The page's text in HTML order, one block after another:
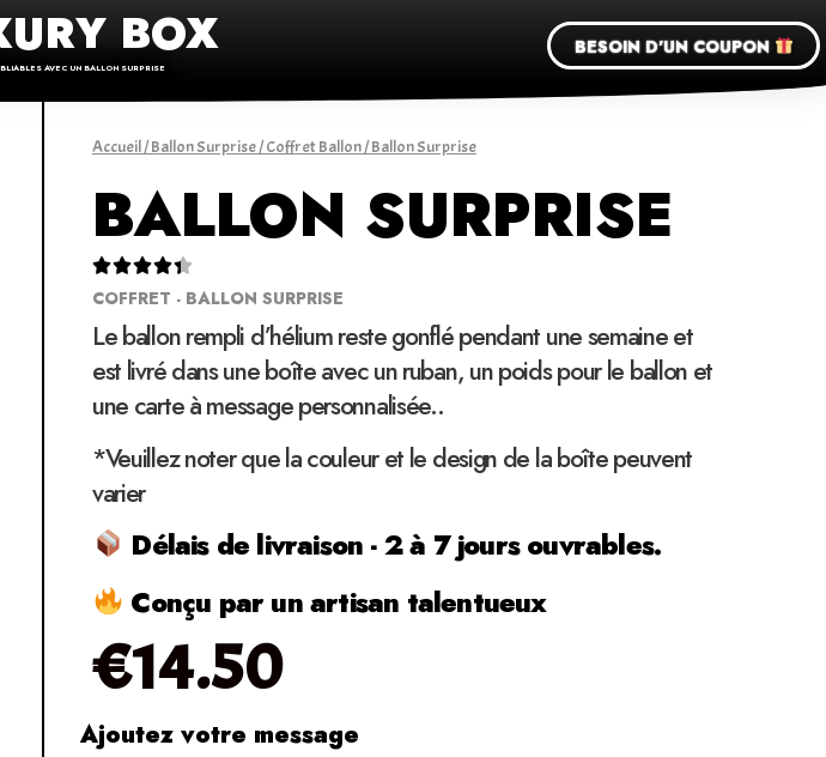
BOX
AVEC UN BALLON SURPRISE
BESOIN D'UN COUPON
Accueil/Ballon Surprise/Coffret Ballon/ Ballon Surprise
BALLON SURPRISE

COFFRET - BALLON SURPRISE
Le ballon rempli d’hélium reste gonflé pendant une semaine et
est livré dans une boîte avec un ruban, un poids pour le ballon et
une carte à message personnalisée..
*Veuillez noter que la couleur et le design de la boîte peuvent
varier
Délais de livraison - 2 à 7 jours ouvrables.
Conçu par un artisan talentueux
€14.50
Ajoutez votre message